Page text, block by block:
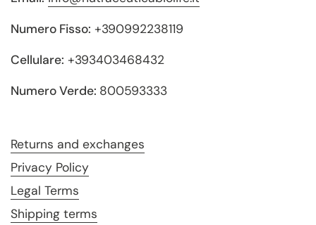
Numero Fisso: +390992238119
Cellulare: +393403468432
Numero Verde: 800593333
Returns and exchanges
Privacy Policy
Legal Terms
Shipping terms